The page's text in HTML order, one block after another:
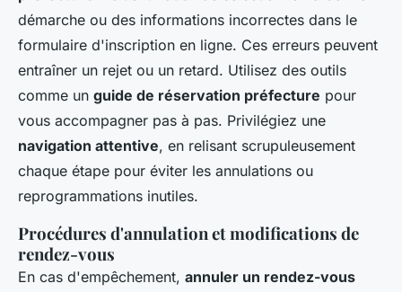
démarche ou des informations incorrectes dans le
formulaire d'inscription en ligne. Ces erreurs peuvent
entraîner un rejet ou un retard. Utilisez des outils
comme un guide de réservation préfecture pour
vous accompagner pas à pas. Privilégiez une
navigation attentive, en relisant scrupuleusement
chaque étape pour éviter les annulations ou
reprogrammations inutiles.
Procédures d'annulation et modifications de
rendez-vous
En cas d'empêchement, annuler un rendez-vous